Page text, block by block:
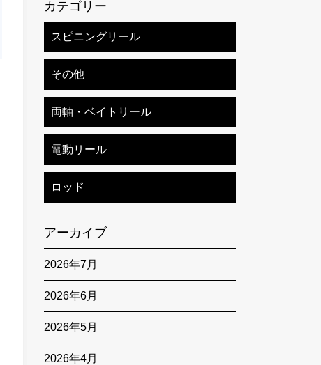
カテゴリー
スピニングリール
その他
両軸・ベイトリール
電動リール
ロッド
アーカイブ
2026年7月
2026年6月
2026年5月
2026年4月